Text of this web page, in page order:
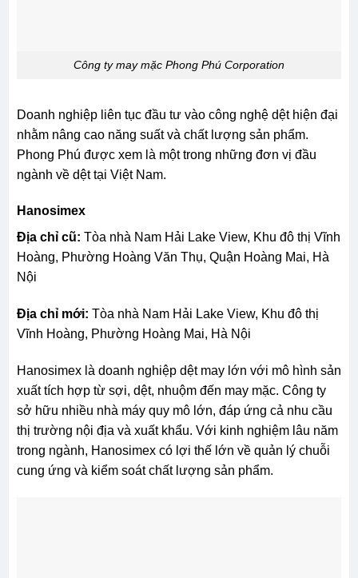
Công ty may mặc Phong Phú Corporation
Doanh nghiệp liên tục đầu tư vào công nghệ dệt hiện đại
nhằm nâng cao năng suất và chất lượng sản phẩm.
Phong Phú được xem là một trong những đơn vị đầu
ngành về dệt tại Việt Nam.
Hanosimex
Địa chỉ cũ: Tòa nhà Nam Hải Lake View, Khu đô thị Vĩnh
Hoàng, Phường Hoàng Văn Thụ, Quận Hoàng Mai, Hà
Nội
Địa chỉ mới: Tòa nhà Nam Hải Lake View, Khu đô thị
Vĩnh Hoàng, Phường Hoàng Mai, Hà Nội
Hanosimex là doanh nghiệp dệt may lớn với mô hình sản
xuất tích hợp từ sợi, dệt, nhuộm đến may mặc. Công ty
sở hữu nhiều nhà máy quy mô lớn, đáp ứng cả nhu cầu
thị trường nội địa và xuất khẩu. Với kinh nghiệm lâu năm
trong ngành, Hanosimex có lợi thế lớn về quản lý chuỗi
cung ứng và kiểm soát chất lượng sản phẩm.